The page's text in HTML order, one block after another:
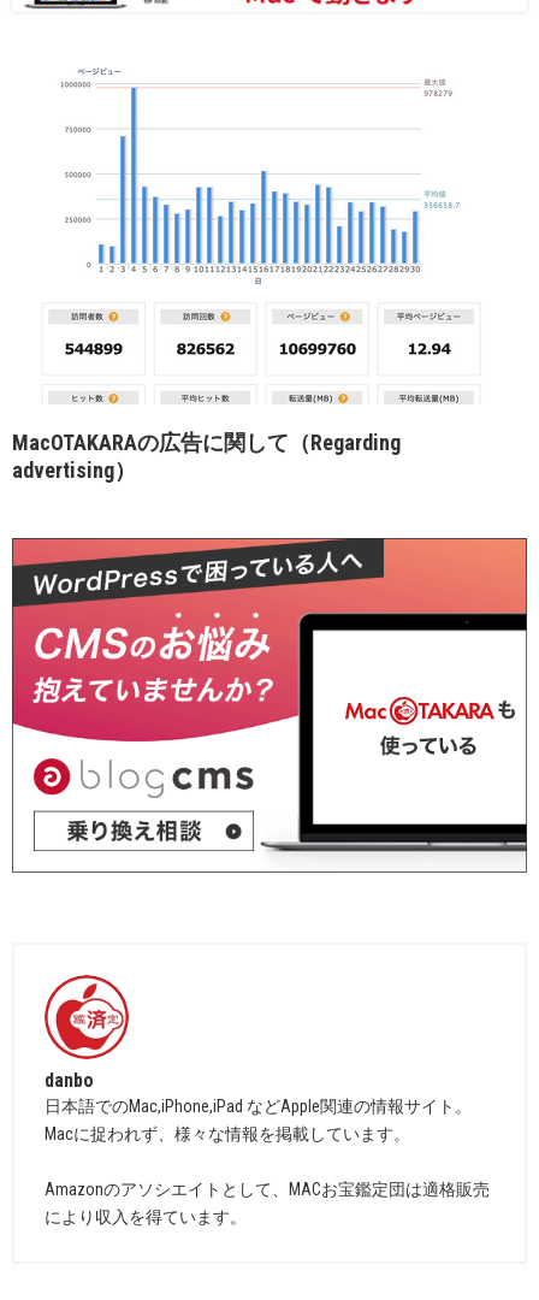
MacOTAKARAの広告に関して（Regarding
advertising）
danbo
日本語でのMac,iPhone,iPad などApple関連の情報サイト。
Macに捉われず、様々な情報を掲載しています。
Amazonのアソシエイトとして、MACお宝鑑定団は適格販売
により収入を得ています。